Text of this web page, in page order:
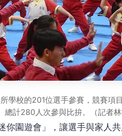
學校的201位選手參賽，競賽項
總計280人次參與比拚。（記者林
你園遊會」，讓選手與家人